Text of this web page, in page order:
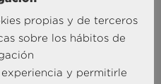
sobre la propia
estructurado, como es
propias y de terceros
sobre los hábitos de
y permitirle